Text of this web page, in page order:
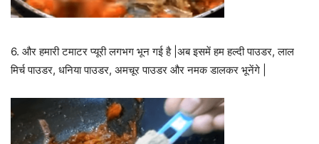
6. और हमारी टमाटर प्यूरी लगभग भून गई है |अब इसमें हम हल्दी पाउडर, लाल
मिर्च पाउडर, धनिया पाउडर, अमचूर पाउडर और नमक डालकर भूनेंगे |